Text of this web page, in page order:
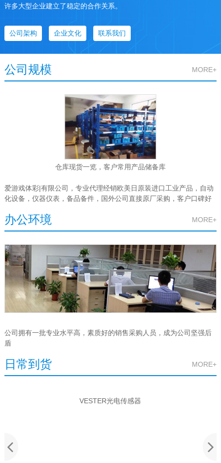
许多大型企业建立了稳定的合作关系。
公司架构 企业文化 联系我们
MORE+
公司规模
仓库现货一览，客户常用产品储备库
爱游戏体彩|有限公司，专业代理经销欧美日原装进口工业产品，自动
化设备，仪器仪表，备品备件，国外公司直接原厂采购，客户口碑好
MORE+
办公环境
公司拥有一批专业水平高，素质好的销售采购人员，成为公司坚强后
盾
MORE+
日常到货
VESTER光电传感器